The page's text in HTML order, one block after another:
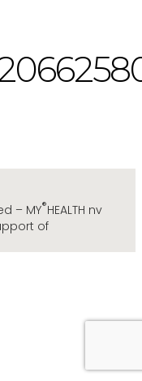
– MY®HEALTH nv
of